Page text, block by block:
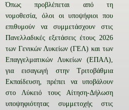
Όπως προβλέπεται από τη
νομοθεσία, όλοι οι υποψήφιοι που
επιθυμούν να συμμετάσχουν στις
Πανελλαδικές εξετάσεις έτους 2026
των Γενικών Λυκείων (ΓΕΛ) και των
Επαγγελματικών Λυκείων (ΕΠΑΛ),
για εισαγωγή στην Τριτοβάθμια
Εκπαίδευση, πρέπει να υποβάλουν
στο Λύκειό τους Αίτηση-Δήλωση
υποψηφιότητας συμμετοχής στις